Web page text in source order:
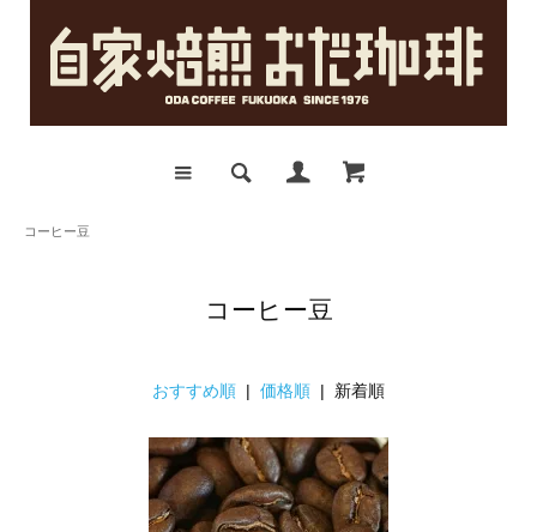
コーヒー豆
コーヒー豆
おすすめ順 | 価格順 | 新着順